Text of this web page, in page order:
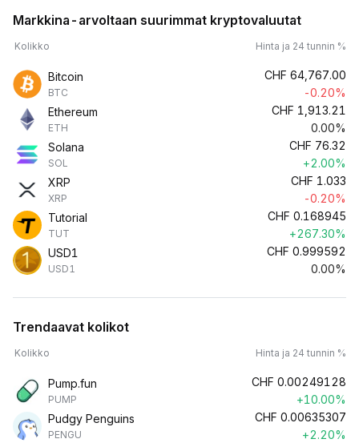
Markkina-arvoltaan suurimmat kryptovaluutat
Kolikko Hinta ja 24 tunnin %
Bitcoin
BTC
CHF 64,767.00
-0.20%
Ethereum
ETH
CHF 1,913.21
0.00%
Solana
SOL
CHF 76.32
+2.00%
XRP
XRP
CHF 1.033
-0.20%
Tutorial
TUT
CHF 0.168945
+267.30%
USD1
USD1
CHF 0.999592
0.00%
Trendaavat kolikot
Kolikko Hinta ja 24 tunnin %
Pump.fun
PUMP
CHF 0.00249128
+10.00%
Pudgy Penguins
PENGU
CHF 0.00635307
+2.20%